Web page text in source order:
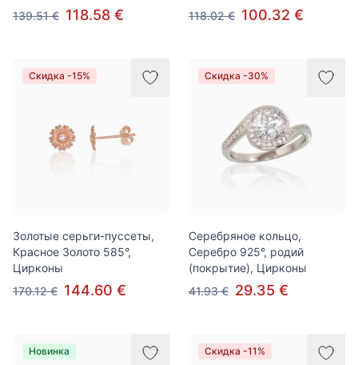
139.51 € 118.58 €
118.02 € 100.32 €
Скидка -15%
Золотые серьги-пуссеты,
Красное Золото 585°,
Цирконы
170.12 € 144.60 €
Скидка -30%
Серебряное кольцо,
Серебро 925°, родий
(покрытие), Цирконы
41.93 € 29.35 €
Новинка Скидка -11%